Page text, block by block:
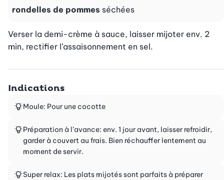
rondelles de pommes séchées
Verser la demi-crème à sauce, laisser mijoter env. 2
min, rectifier l’assaisonnement en sel.
Indications
Moule: Pour une cocotte
Préparation à l’avance: env. 1 jour avant, laisser refroidir,
garder à couvert au frais. Bien réchauffer lentement au
moment de servir.
Super relax: Les plats mijotés sont parfaits à préparer